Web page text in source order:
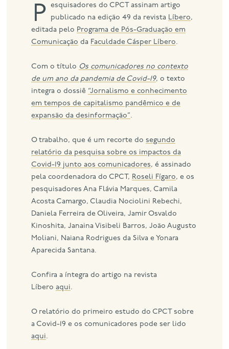
Pesquisadores do CPCT assinam artigo publicado na edição 49 da revista Líbero,
editada pelo Programa de Pós-Graduação em
Comunicação da Faculdade Cásper Líbero.
Com o título Os comunicadores no contexto
de um ano da pandemia de Covid-19, o texto
integra o dossiê “Jornalismo e conhecimento
em tempos de capitalismo pandêmico e de
expansão da desinformação”.
O trabalho, que é um recorte dosegundo
relatório da pesquisa sobre os impactos da
Covid-19 junto aos comunicadores, é assinado
pela coordenadora do CPCT, Roseli Fígaro, e os
pesquisadores Ana Flávia Marques, Camila
Acosta Camargo, Claudia Nociolini Rebechi,
Daniela Ferreira de Oliveira, Jamir Osvaldo
Kinoshita, Janaina Visibeli Barros, João Augusto
Moliani, Naiana Rodrigues da Silva e Yonara
Aparecida Santana.
Confira a íntegra do artigo na revista
Líberoaqui.
O relatório do primeiro estudo do CPCT sobre
a Covid-19 e os comunicadores pode ser lido
aqui.